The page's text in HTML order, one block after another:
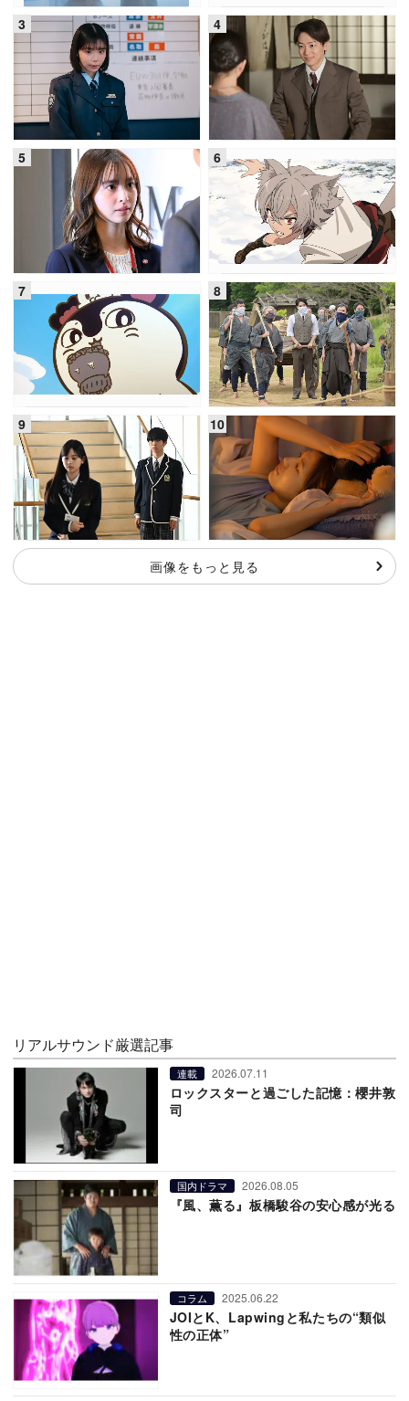
画像をもっと見る
リアルサウンド厳選記事
連載 2026.07.11
ロックスターと過ごした記憶：櫻井敦
司
国内ドラマ 2026.08.05
『風、薫る』板橋駿谷の安心感が光る
コラム 2025.06.22
JOIとK、Lapwingと私たちの“類似
性の正体”